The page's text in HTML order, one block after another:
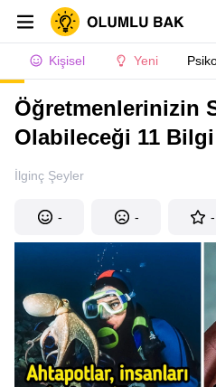
Kişisel Yeni
Öğretmenlerinizin
Olabileceği 11 Bilgi
İlginç Şeyler
- - -